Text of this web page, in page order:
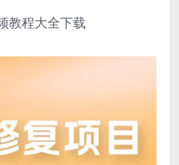
教程大全下载